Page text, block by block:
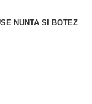
NUNTA SI BOTEZ